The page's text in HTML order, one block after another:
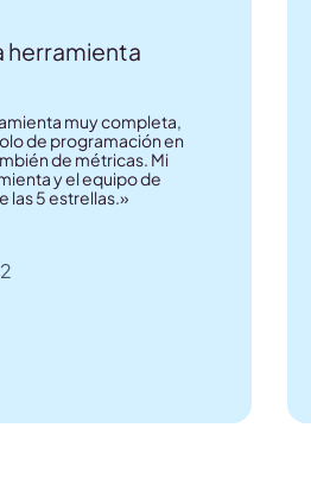
herramienta
muy completa,
de programación en
de métricas. Mi
y el equipo de
las 5 estrellas.»